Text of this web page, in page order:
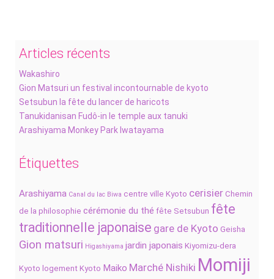
Articles récents
Wakashiro
Gion Matsuri un festival incontournable de kyoto
Setsubun la fête du lancer de haricots
Tanukidanisan Fudô-in le temple aux tanuki
Arashiyama Monkey Park Iwatayama
Étiquettes
Arashiyama Canal du lac Biwa centre ville Kyoto cerisier Chemin
de la philosophie cérémonie du thé fête Setsubun fête
traditionnelle japonaise gare de Kyoto Geisha
Gion matsuri Higashiyama jardin japonais Kiyomizu-dera
Kyoto logement Kyoto Maiko Marché Nishiki Momiji